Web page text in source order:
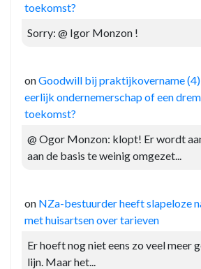
toekomst?
Sorry: @ Igor Monzon !
onGoodwill bij praktijkovername
eerlijk ondernemerschap of een
toekomst?
@ Ogor Monzon: klopt! Er wordt
aan de basis te weinig omgezet...
on NZa-bestuurder heeft slapeloze
met huisartsen over tarieven
Er hoeft nog niet eens zo veel meer
lijn. Maar het...